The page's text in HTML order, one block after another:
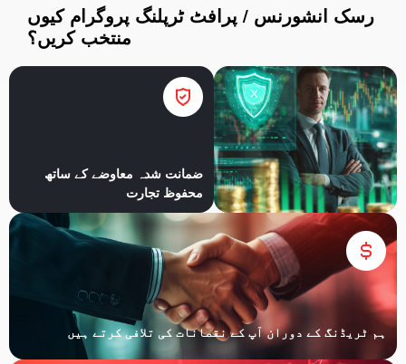
رسک انشورنس / پرافٹ ٹرپلنگ پروگرام کیوں
منتخب کریں؟
ضمانت شدہ معاوضے کے ساتھ
محفوظ تجارت
ہم ٹریڈنگ کے دوران آپ کے نقصانات کی تلافی کرتے ہیں